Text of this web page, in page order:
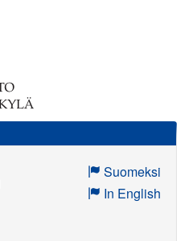
Suomeksi
In English